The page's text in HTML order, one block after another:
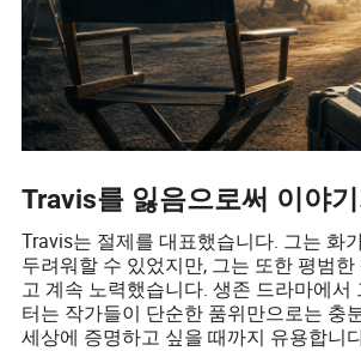
Travis를 잃음으로써 이야
Travis는 절제를 대표했습니다. 그는 화
두려워할 수 있었지만, 그는 또한 평범
고 계속 노력했습니다. 생존 드라마에서
터는 작가들이 단순한 품위만으로는 충
세상에 증명하고 싶을 때까지 유용합니